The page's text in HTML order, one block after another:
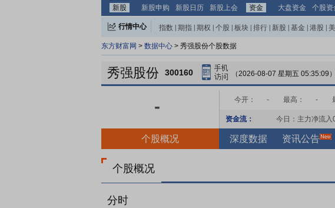
新股
新股申购 新股日历 新股上会 资金 大盘资金 个股资
行情中心 指数 期指 期权 个股 板块 排行 新股 基金 港股
东方财富网 > 数据中心 > 秀强股份个股数据
秀强股份 300160 （2026-08-07 星期五 05:35:09）
- 今开： - 最高： -
资金流： 今日：主力净流入
个股概况 深度数据 资讯公告
个股概况
分时